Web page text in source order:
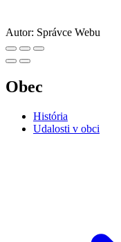
Autor: Správce Webu
Obec
História
Udalosti v obci